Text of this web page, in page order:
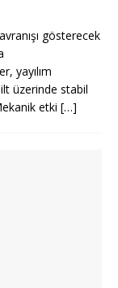
gösterecek
yayılım
üzerinde stabil
etki […]